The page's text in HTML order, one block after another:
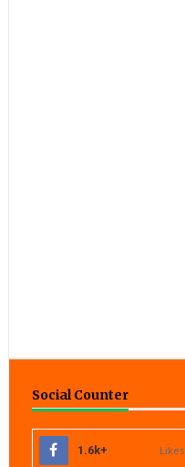
Social Counter
1.6k+ Likes